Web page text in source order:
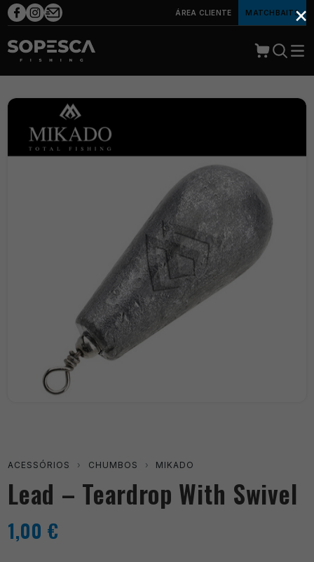
ÁREA CLIENTE MATCHBAITS
ACESSÓRIOS › CHUMBOS › MIKADO
Lead – Teardrop With Swivel
1,00 €
×